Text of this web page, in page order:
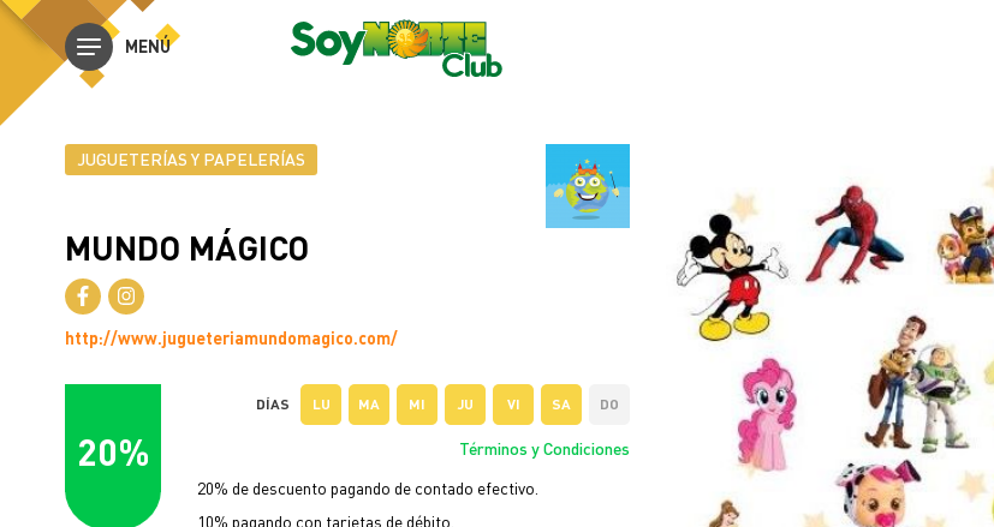
MENÚ
JUGUETERÍAS Y PAPELERÍAS
MUNDO MÁGICO
http://www.jugueteriamundomagico.com/
20%
DÍAS LU MA MI JU VI SA DO
Términos y Condiciones
20% de descuento pagando de contado efectivo.
10% pagando con tarjetas de débito.